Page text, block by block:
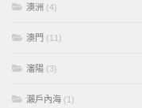
澳洲 (4)
澳門 (11)
瀋陽 (3)
瀨戶內海 (1)